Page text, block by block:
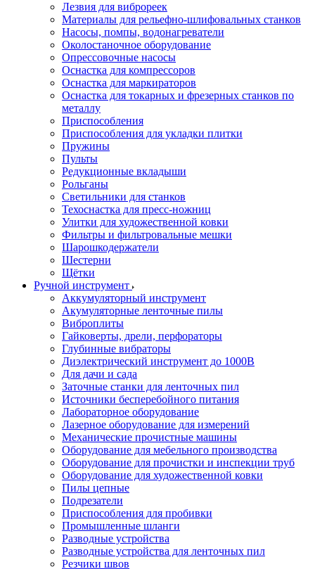
Лезвия для виброреек
Материалы для рельефно-шлифовальных станков
Насосы, помпы, водонагреватели
Околостаночное оборудование
Опрессовочные насосы
Оснастка для компрессоров
Оснастка для маркираторов
Оснастка для токарных и фрезерных станков по
металлу
Приспособления
Приспособления для укладки плитки
Пружины
Пульты
Редукционные вкладыши
Рольганы
Светильники для станков
Техоснастка для пресс-ножниц
Улитки для художественной ковки
Фильтры и фильтровальные мешки
Шарошкодержатели
Шестерни
Щётки
Ручной инструмент
Аккумуляторный инструмент
Акумуляторные ленточные пилы
Виброплиты
Гайковерты, дрели, перфораторы
Глубинные вибраторы
Диэлектрический инструмент до 1000В
Для дачи и сада
Заточные станки для ленточных пил
Источники бесперебойного питания
Лабораторное оборудование
Лазерное оборудование для измерений
Механические прочистные машины
Оборудование для мебельного производства
Оборудование для прочистки и инспекции труб
Оборудование для художественной ковки
Пилы цепные
Подрезатели
Приспособления для пробивки
Промышленные шланги
Разводные устройства
Разводные устройства для ленточных пил
Резчики швов